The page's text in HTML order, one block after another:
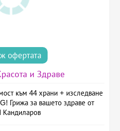
офертата
и Здраве
към 44 храни + изследване
Грижа за вашето здраве от